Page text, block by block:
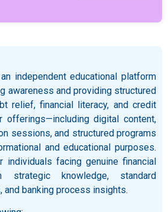
independent educational platform
awareness and providing structured
relief, financial literacy, and credit
offerings—including digital content,
sessions, and structured programs
and educational purposes.
individuals facing genuine financial
strategic knowledge, standard
banking process insights.